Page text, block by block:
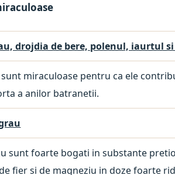
drojdia de bere, polenul, iaurtul
miraculoase pentru ca ele
a anilor batranetii.
sunt foarte bogati in substante
fier si de magneziu in doze foarte